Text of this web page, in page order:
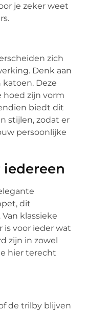
je zeker weet
zich
Denk aan
Deze
hoed zijn vorm
biedt dit
stijlen, zodat er
persoonlijke
iedereen
dit
klassieke
is voor ieder wat
zijn in zowel
hier terecht
de trilby blijven